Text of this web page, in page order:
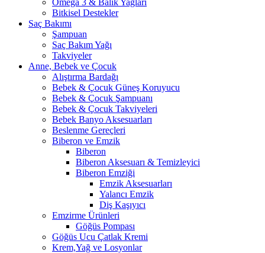
Omega 3 & Balık Yağları
Bitkisel Destekler
Saç Bakımı
Şampuan
Saç Bakım Yağı
Takviyeler
Anne, Bebek ve Çocuk
Alıştırma Bardağı
Bebek & Çocuk Güneş Koruyucu
Bebek & Çocuk Şampuanı
Bebek & Çocuk Takviyeleri
Bebek Banyo Aksesuarları
Beslenme Gereçleri
Biberon ve Emzik
Biberon
Biberon Aksesuarı & Temizleyici
Biberon Emziği
Emzik Aksesuarları
Yalancı Emzik
Diş Kaşıyıcı
Emzirme Ürünleri
Göğüs Pompası
Göğüs Ucu Çatlak Kremi
Krem,Yağ ve Losyonlar